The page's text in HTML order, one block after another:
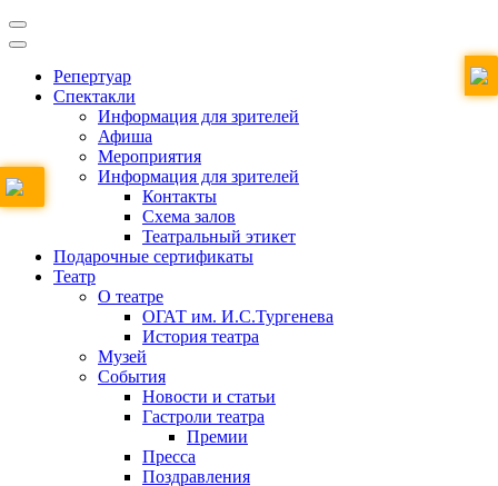
Репертуар
Спектакли
Информация для зрителей
Афиша
Мероприятия
Информация для зрителей
Контакты
Схема залов
Театральный этикет
Подарочные сертификаты
Театр
О театре
ОГАТ им. И.С.Тургенева
История театра
Музей
События
Новости и статьи
Гастроли театра
Премии
Пресса
Поздравления